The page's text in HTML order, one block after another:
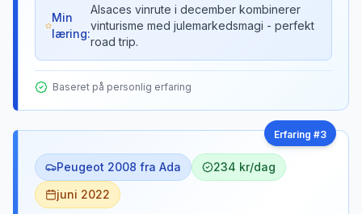
Min
læring:
Alsaces vinrute i december kombinerer
vinturisme med julemarkedsmagi - perfekt
road trip.
Baseret på personlig erfaring
Erfaring #3
Peugeot 2008 fra Ada
234 kr/dag
juni 2022